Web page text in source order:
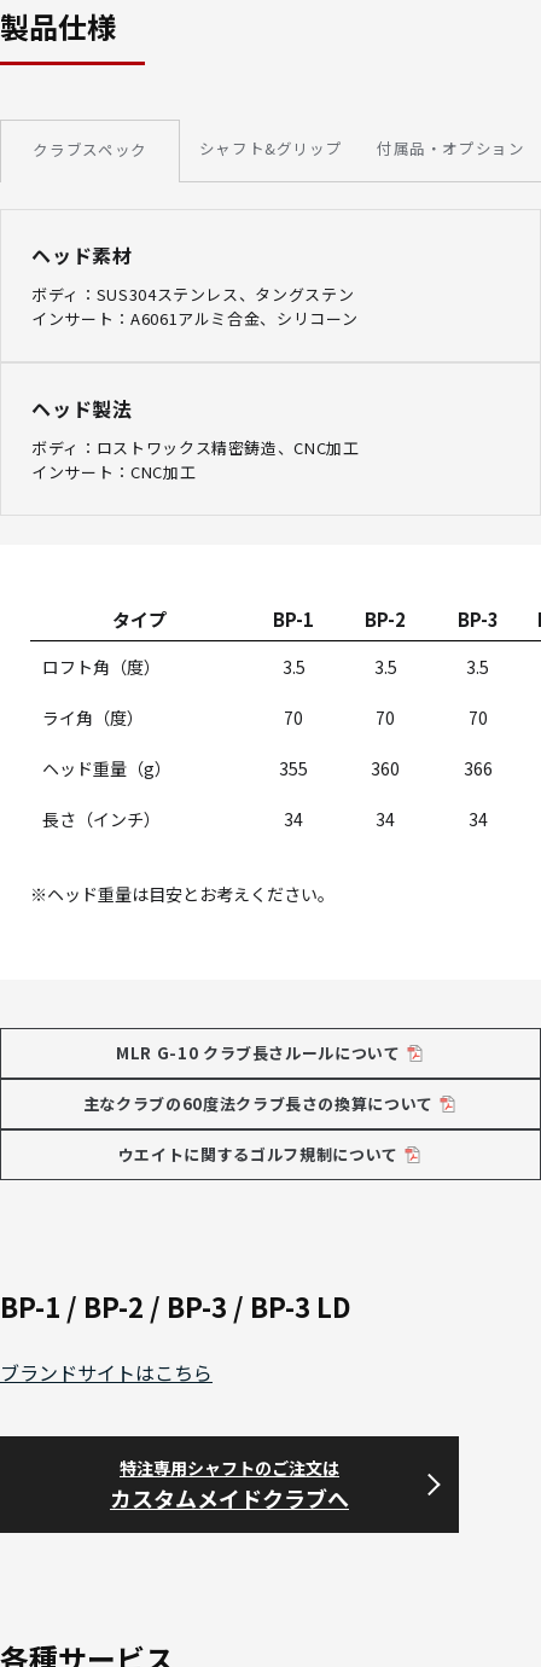
製品仕様
クラブスペック シャフト&グリップ 付属品・オプション
ヘッド素材
ボディ：SUS304ステンレス、タングステン
インサート：A6061アルミ合金、シリコーン
ヘッド製法
ボディ：ロストワックス精密鋳造、CNC加工
インサート：CNC加工
タイプ BP-1 BP-2 BP-3
ロフト角（度） 3.5 3.5 3.5
ライ角（度） 70 70 70
ヘッド重量（g） 355 360 366
長さ（インチ） 34 34 34
※ヘッド重量は目安とお考えください。
MLR G-10 クラブ長さルールについて
主なクラブの60度法クラブ長さの換算について
ウエイトに関するゴルフ規制について
BP-1 / BP-2 / BP-3 / BP-3 LD
ブランドサイトはこちら
特注専用シャフトのご注文は
カスタムメイドクラブへ
各種サービス